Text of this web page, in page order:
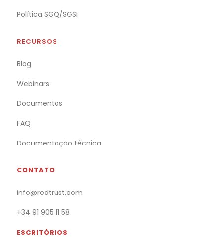
Política SGQ/SGSI
RECURSOS
Blog
Webinars
Documentos
FAQ
Documentação técnica
CONTATO
info@redtrust.com
+34 91 905 11 58
ESCRITÓRIOS